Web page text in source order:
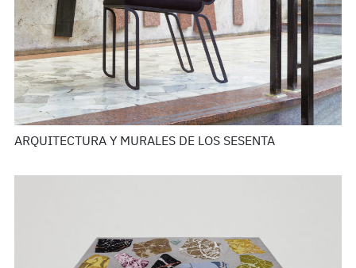
ARQUITECTURA Y MURALES DE LOS SESENTA